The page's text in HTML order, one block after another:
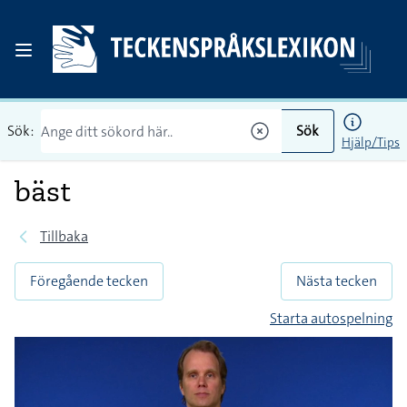
Sök: Sök
Hjälp/Tips
bäst
Tillbaka
Föregående tecken
Nästa tecken
Starta autospelning